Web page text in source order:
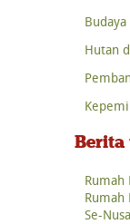
Hutan
Berita
Rumah
Se-